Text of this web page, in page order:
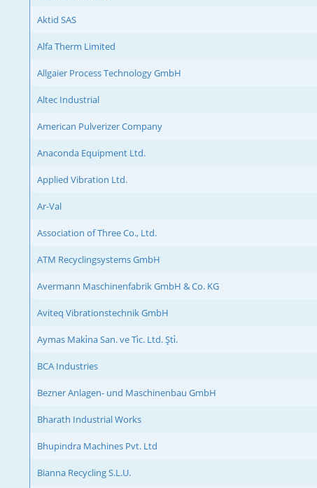
Aktid SAS
Alfa Therm Limited
Allgaier Process Technology GmbH
Altec Industrial
American Pulverizer Company
Anaconda Equipment Ltd.
Applied Vibration Ltd.
Ar-Val
Association of Three Co., Ltd.
ATM Recyclingsystems GmbH
Avermann Maschinenfabrik GmbH & Co. KG
Aviteq Vibrationstechnik GmbH
Aymas Maki̇na San. ve Ti̇c. Ltd. Şti̇.
BCA Industries
Bezner Anlagen- und Maschinenbau GmbH
Bharath Industrial Works
Bhupindra Machines Pvt. Ltd
Bianna Recycling S.L.U.